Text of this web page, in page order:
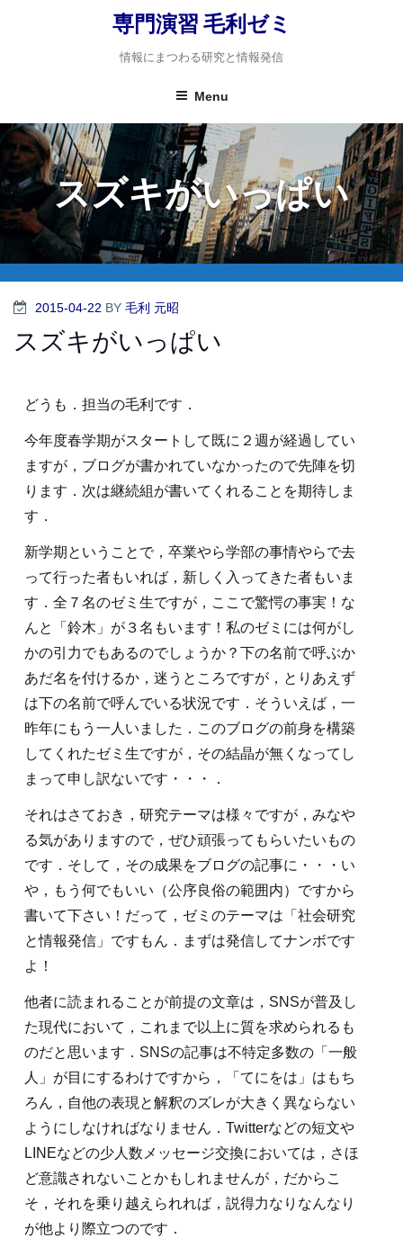
専門演習 毛利ゼミ
情報にまつわる研究と情報発信
Menu
スズキがいっぱい
POSTED
2015-04-22 BY 毛利 元昭
スズキがいっぱい
どうも．担当の毛利です．
今年度春学期がスタートして既に２週が経過してい
ますが，ブログが書かれていなかったので先陣を切
ります．次は継続組が書いてくれることを期待しま
す．
新学期ということで，卒業やら学部の事情やらで去
って行った者もいれば，新しく入ってきた者もいま
す．全７名のゼミ生ですが，ここで驚愕の事実！な
んと「鈴木」が３名もいます！私のゼミには何がし
かの引力でもあるのでしょうか？下の名前で呼ぶか
あだ名を付けるか，迷うところですが，とりあえず
は下の名前で呼んでいる状況です．そういえば，一
昨年にもう一人いました．このブログの前身を構築
してくれたゼミ生ですが，その結晶が無くなってし
まって申し訳ないです・・・．
それはさておき，研究テーマは様々ですが，みなや
る気がありますので，ぜひ頑張ってもらいたいもの
です．そして，その成果をブログの記事に・・・い
や，もう何でもいい（公序良俗の範囲内）ですから
書いて下さい！だって，ゼミのテーマは「社会研究
と情報発信」ですもん．まずは発信してナンボです
よ！
他者に読まれることが前提の文章は，SNSが普及し
た現代において，これまで以上に質を求められるも
のだと思います．SNSの記事は不特定多数の「一般
人」が目にするわけですから，「てにをは」はもち
ろん，自他の表現と解釈のズレが大きく異ならない
ようにしなければなりません．Twitterなどの短文や
LINEなどの少人数メッセージ交換においては，さほ
ど意識されないことかもしれませんが，だからこ
そ，それを乗り越えられれば，説得力なりなんなり
が他より際立つのです．